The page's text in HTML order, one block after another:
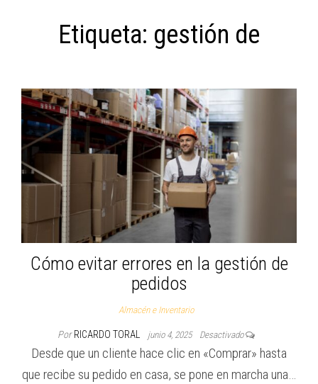
Etiqueta: gestión de
Cómo evitar errores en la gestión de
pedidos
Almacén e Inventario
Por RICARDO TORAL junio 4, 2025 Desactivado
Desde que un cliente hace clic en «Comprar» hasta
que recibe su pedido en casa, se pone en marcha una…